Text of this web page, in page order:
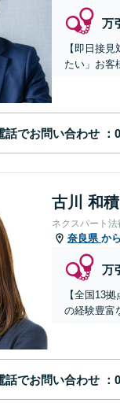
万
【即日接
たい」お客
話でお問い合わせ
古川 和積
ネクスパート
奈良県 か
万
【全国13
の経験豊富
話でお問い合わせ